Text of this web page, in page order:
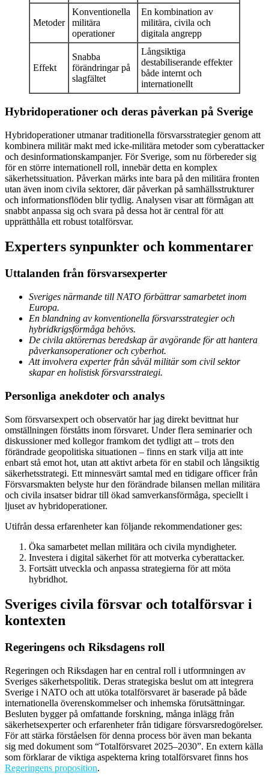
Metoder
Konventionella
militära
operationer
En kombination av
militära, civila och
digitala angrepp
Effekt
Snabba
förändringar på
slagfältet
Långsiktiga
destabiliserande effekter
både internt och
internationellt
Hybridoperationer och deras påverkan på Sverige
Hybridoperationer utmanar traditionella försvarsstrategier genom att
kombinera militär makt med icke-militära metoder som cyberattacker
och desinformationskampanjer. För Sverige, som nu förbereder sig
för en större internationell roll, innebär detta en komplex
säkerhetssituation. Påverkan märks inte bara på den militära fronten
utan även inom civila sektorer, där påverkan på samhällsstrukturer
och informationsflöden blir tydlig. Analysen visar att förmågan att
snabbt anpassa sig och svara på dessa hot är central för att
upprätthålla ett robust totalförsvar.
Experters synpunkter och kommentarer
Uttalanden från försvarsexperter
Sveriges närmande till NATO förbättrar samarbetet inom
Europa.
En blandning av konventionella försvarsstrategier och
hybridkrigsförmåga behövs.
De civila aktörernas beredskap är avgörande för att hantera
påverkansoperationer och cyberhot.
Att involvera experter från såväl militär som civil sektor
skapar en holistisk försvarsstrategi.
Personliga anekdoter och analys
Som försvarsexpert och observatör har jag direkt bevittnat hur
omställningen förståtts inom försvaret. Under flera seminarier och
diskussioner med kollegor framkom det tydligt att – trots den
förändrade geopolitiska situationen – finns en stark vilja att inte
enbart stå emot hot, utan att aktivt arbeta för en stabil och långsiktig
säkerhetsstrategi. Ett minnesvärt samtal med en tidigare officer från
Försvarsmakten belyste hur den förändrade bilansen mellan militära
och civila insatser bidrar till ökad samverkansförmåga, speciellt i
ljuset av hybridoperationer.
Utifrån dessa erfarenheter kan följande rekommendationer ges:
Öka samarbetet mellan militära och civila myndigheter.
Investera i digital säkerhet för att motverka cyberattacker.
Fortsätt utveckla och anpassa strategierna för att möta
hybridhot.
Sveriges civila försvar och totalförsvar i
kontexten
Regeringens och Riksdagens roll
Regeringen och Riksdagen har en central roll i utformningen av
Sveriges säkerhetspolitik. Deras strategiska beslut om att integrera
Sverige i NATO och att utöka totalförsvaret är baserade på både
internationella överenskommelser och inhemska förutsättningar.
Besluten bygger på omfattande forskning, många inlägg från
säkerhetsexperter och erfarenheter från tidigare försvarsredogörelser.
För att stärka förståelsen för denna process bör även man bekanta
sig med dokument som “Totalförsvaret 2025–2030”. En extern källa
som förklarar de viktiga aspekterna kring totalförsvaret finns hos
Regeringens proposition.